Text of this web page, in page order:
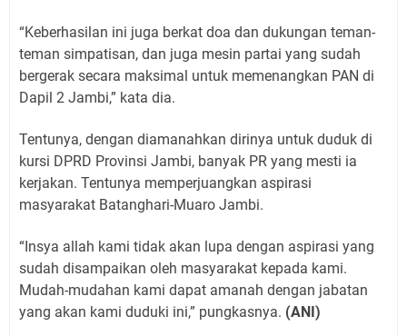
“Keberhasilan ini juga berkat doa dan dukungan teman-
teman simpatisan, dan juga mesin partai yang sudah
bergerak secara maksimal untuk memenangkan PAN di
Dapil 2 Jambi,” kata dia.
Tentunya, dengan diamanahkan dirinya untuk duduk di
kursi DPRD Provinsi Jambi, banyak PR yang mesti ia
kerjakan. Tentunya memperjuangkan aspirasi
masyarakat Batanghari-Muaro Jambi.
“Insya allah kami tidak akan lupa dengan aspirasi yang
sudah disampaikan oleh masyarakat kepada kami.
Mudah-mudahan kami dapat amanah dengan jabatan
yang akan kami duduki ini,” pungkasnya. (ANI)